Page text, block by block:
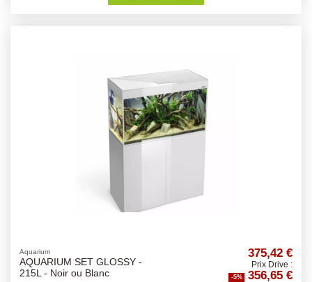
Aquarium
AQUARIUM SET GLOSSY -
215L - Noir ou Blanc
375,42 €
Prix Drive :
-5% 356,65 €